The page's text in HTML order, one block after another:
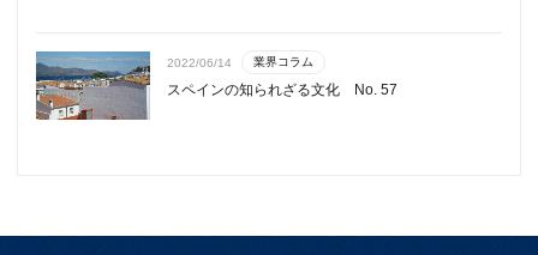
2022/06/14 業界コラム
スペインの知られざる文化 No. 57